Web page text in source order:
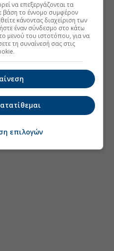
να επεξεργάζονται τα
το έννομο συμφέρον
κάνοντας διαχείριση των
έναν σύνδεσμο στο κάτω
μενού του ιστοτόπου, για να
τη συναίνεσή σας στις
επιλογών